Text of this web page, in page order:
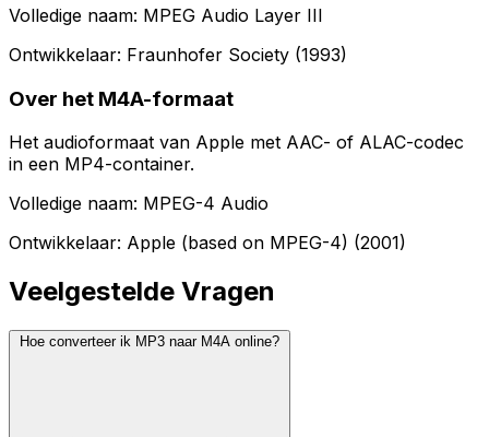
Volledige naam: MPEG Audio Layer III
Ontwikkelaar: Fraunhofer Society (1993)
Over het M4A-formaat
Het audioformaat van Apple met AAC- of ALAC-codec
in een MP4-container.
Volledige naam: MPEG-4 Audio
Ontwikkelaar: Apple (based on MPEG-4) (2001)
Veelgestelde Vragen
Hoe converteer ik MP3 naar M4A online?